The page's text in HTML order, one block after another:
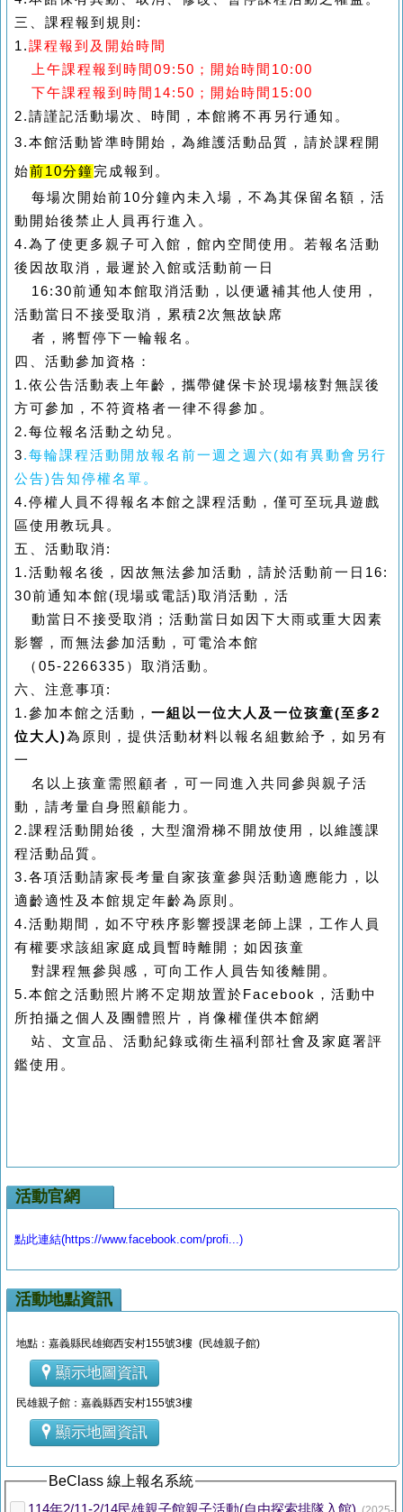
三、課程報到規則:
1.課程報到及開始時間
上午課程報到時間09:50；開始時間10:00
下午課程報到時間14:50；開始時間15:00
2.請謹記活動場次、時間，本館將不再另行通知。
3.本館活動皆準時開始，為維護活動品質，請於課程開
始前10分鐘完成報到。
每場次開始前10分鐘內未入場，不為其保留名額，活
動開始後禁止人員再行進入。
4.為了使更多親子可入館，館內空間使用。若報名活動
後因故取消，最遲於入館或活動前一日
16:30前通知本館取消活動，以便遞補其他人使用，
活動當日不接受取消，累積2次無故缺席
者，將暫停下一輪報名。
四、活動參加資格：
1.依公告活動表上年齡，攜帶健保卡於現場核對無誤後
方可參加，不符資格者一律不得參加。
2.每位報名活動之幼兒。
3.每輪課程活動開放報名前一週之週六(如有異動會另行
公告)告知停權名單。
4.停權人員不得報名本館之課程活動，僅可至玩具遊戲
區使用教玩具。
五、活動取消:
1.活動報名後，因故無法參加活動，請於活動前一日16:
30前通知本館(現場或電話)取消活動，活
動當日不接受取消；活動當日如因下大雨或重大因素
影響，而無法參加活動，可電洽本館
（05-2266335）取消活動。
六、注意事項:
1.參加本館之活動， 一組以一位大人及一位孩童(至多2
位大人)為原則，提供活動材料以報名組數給予，如另有
一
名以上孩童需照顧者，可一同進入共同參與親子活
動，請考量自身照顧能力。
2.課程活動開始後，大型溜滑梯不開放使用，以維護課
程活動品質。
3.各項活動請家長考量自家孩童參與活動適應能力，以
適齡適性及本館規定年齡為原則。
4.活動期間，如不守秩序影響授課老師上課，工作人員
有權要求該組家庭成員暫時離開；如因孩童
對課程無參與感，可向工作人員告知後離開。
5.本館之活動照片將不定期放置於Facebook，活動中
所拍攝之個人及團體照片，肖像權僅供本館網
站、文宣品、活動紀錄或衛生福利部社會及家庭署評
鑑使用。
活動官網
點此連結(https://www.facebook.com/profi...)
活動地點資訊
地點：嘉義縣民雄鄉西安村155號3樓 (民雄親子館)
顯示地圖資訊
民雄親子館：嘉義縣西安村155號3樓
顯示地圖資訊
BeClass 線上報名系統